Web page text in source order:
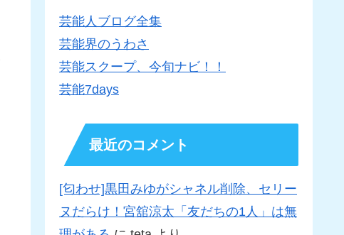
芸能人ブログ全集
芸能界のうわさ
芸能スクープ、今旬ナビ！！
芸能7days
最近のコメント
[匂わせ]黒田みゆがシャネル削除、セリー
ヌだらけ！宮舘涼太「友だちの1人」は無